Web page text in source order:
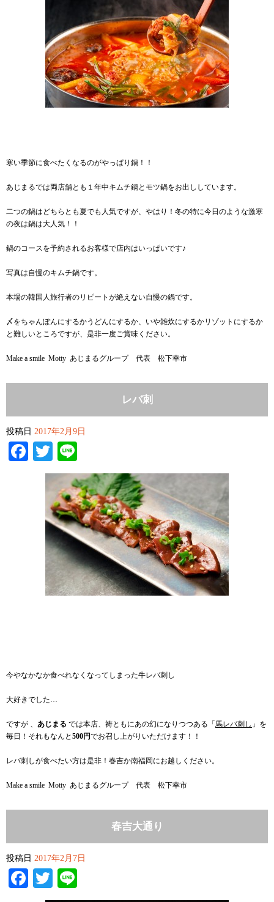
寒い季節に食べたくなるのがやっぱり鍋！！
あじまるでは両店舗とも１年中キムチ鍋とモツ鍋をお出ししています。
二つの鍋はどちらとも夏でも人気ですが、やはり！冬の特に今日のような激寒
の夜は鍋は大人気！！
鍋のコースを予約されるお客様で店内はいっぱいです♪
写真は自慢のキムチ鍋です。
本場の韓国人旅行者のリピートが絶えない自慢の鍋です。
〆をちゃんぽんにするかうどんにするか、いや雑炊にするかリゾットにするか
と難しいところですが、是非一度ご賞味ください。
Make a smile Motty あじまるグループ 代表 松下幸市
レバ刺
投稿日 2017年2月9日
Facebook
Twitter
今やなかなか食べれなくなってしまった牛レバ刺し
大好きでした…
ですが 、 あじまる では本店、祷ともにあの幻になりつつある「馬レバ刺し 」を
毎日！それもなんと500円でお召し上がりいただけます！！
レバ刺しが食べたい方は是非！春吉か南福岡にお越しください。
Make a smile Motty あじまるグループ 代表 松下幸市
春吉大通り
投稿日 2017年2月7日
Facebook
Twitter